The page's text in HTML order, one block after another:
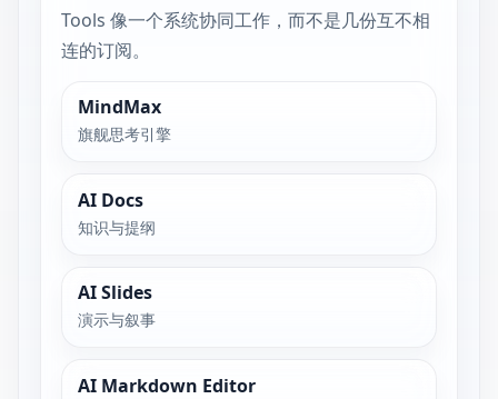
Tools 像一个系统协同工作，而不是几份互不相
连的订阅。
MindMax
旗舰思考引擎
AI Docs
知识与提纲
AI Slides
演示与叙事
AI Markdown Editor